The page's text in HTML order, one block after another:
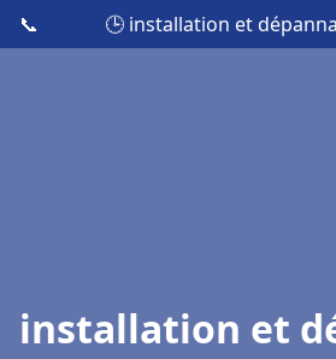
📞 🕒 installation et
installation et